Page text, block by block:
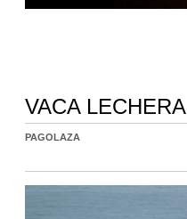
VACA LECHERA
PAGOLAZA